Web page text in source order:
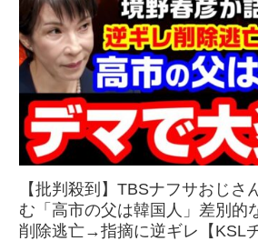
【批判殺到】TBSナフサおじさ
む「高市の父は韓国人」差別的
削除逃亡→指摘に逆ギレ【KSL